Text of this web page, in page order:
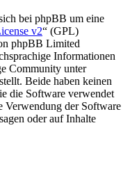
bei phpBB um eine
v2“ (GPL)
phpBB Limited
Informationen
Community unter
Beide haben keinen
die Software verwendet
Verwendung der Software
oder auf Inhalte